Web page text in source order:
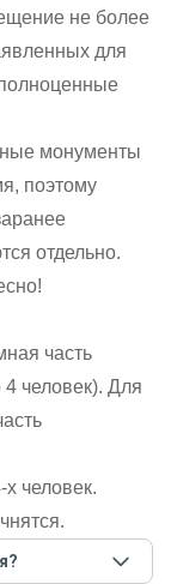
не более
для
монументы
поэтому
отдельно.
часть
человек). Для
человек.